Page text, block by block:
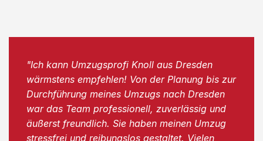
"Ich kann Umzugsprofi Knoll aus Dresden
wärmstens empfehlen! Von der Planung bis zur
Durchführung meines Umzugs nach Dresden
war das Team professionell, zuverlässig und
äußerst freundlich. Sie haben meinen Umzug
stressfrei und reibungslos gestaltet. Vielen